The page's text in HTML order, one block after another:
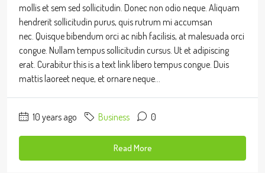
mollis et sem sed sollicitudin. Donec non odio neque. Aliquam
hendrerit sollicitudin purus, quis rutrum mi accumsan
nec. Quisque bibendum orci ac nibh facilisis, at malesuada orci
congue. Nullam tempus sollicitudin cursus. Ut et adipiscing
erat. Curabitur this is a text link libero tempus congue. Duis
mattis laoreet neque, et ornare neque...
10 years ago Business 0
Read More